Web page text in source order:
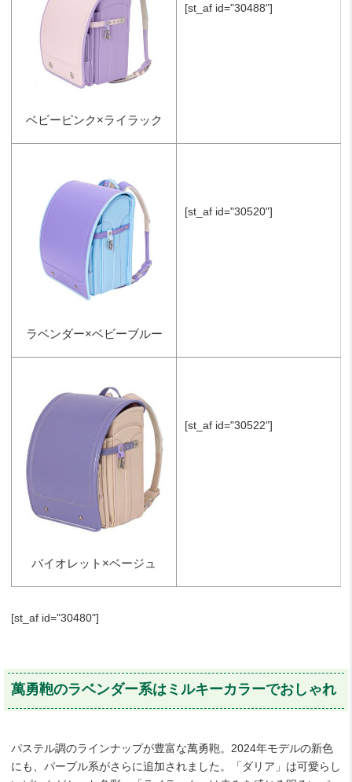
ベビーピンク×ライラック
[st_af id="30488"]
ラベンダー×ベビーブルー
[st_af id="30520"]
バイオレット×ベージュ
[st_af id="30522"]
[st_af id="30480"]
萬勇鞄のラベンダー系はミルキーカラーでおしゃれ
パステル調のラインナップが豊富な萬勇鞄。2024年モデルの新色
にも、パープル系がさらに追加されました。「ダリア」は可愛らし